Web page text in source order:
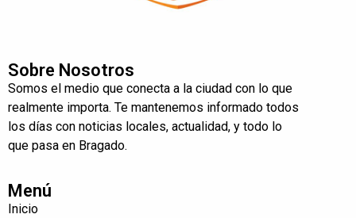
Sobre Nosotros
Somos el medio que conecta a la ciudad con lo que
realmente importa. Te mantenemos informado todos
los días con noticias locales, actualidad, y todo lo
que pasa en Bragado.
Menú
Inicio